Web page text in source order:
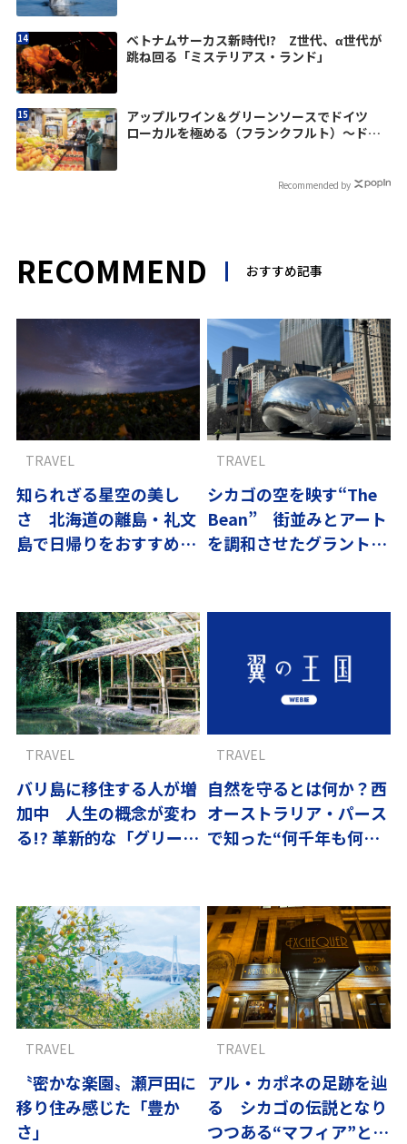
ベトナムサーカス新時代!? Z世代、α世代が
跳ね回る「ミステリアス・ランド」
アップルワイン＆グリーンソースでドイツ
ローカルを極める（フランクフルト）〜ドイ
Recommended by
RECOMMEND おすすめ記事
知られざる星空の美し
さ 北海道の離島・礼文
島で日帰りをおすすめし
TRAVEL
シカゴの空を映す“The
Bean” 街並みとアート
を調和させたグラント
TRAVEL
バリ島に移住する人が増
加中 人生の概念が変わ
る!? 革新的な「グリーン
TRAVEL
自然を守るとは何か？西
オーストラリア・パース
で知った“何千年も何も
TRAVEL
〝密かな楽園〟瀬戸田に
移り住み感じた「豊か
さ」
TRAVEL
アル・カポネの足跡を辿
る シカゴの伝説となり
つつある“マフィア”と名
TRAVEL